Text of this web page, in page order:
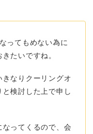
ってもめない為に
たいですね。
きなりクーリングオ
検討した上で申し
なってくるので、会